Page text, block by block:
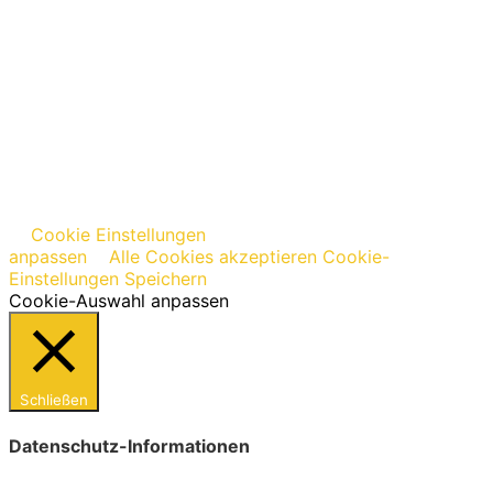
Cookie Einstellungen
anpassen
Alle Cookies akzeptieren Cookie-
Einstellungen Speichern
Cookie-Auswahl anpassen
Schließen
Datenschutz-Informationen